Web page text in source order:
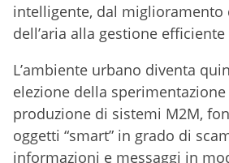
intelligente, dal miglioramento
dell’aria alla gestione
L’ambiente urbano diventa
elezione della
produzione di sistemi M2M,
oggetti “smart” in grado di
informazioni e messaggi in